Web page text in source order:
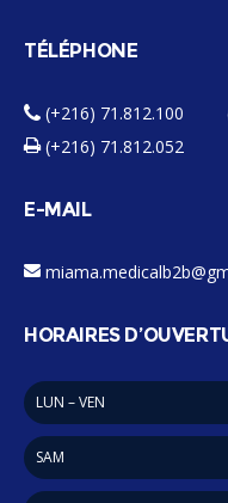
TÉLÉPHONE
(+216) 71.812.100
(+216) 71.812.052
E-MAIL
HORAIRES
LUN – VEN
SAM